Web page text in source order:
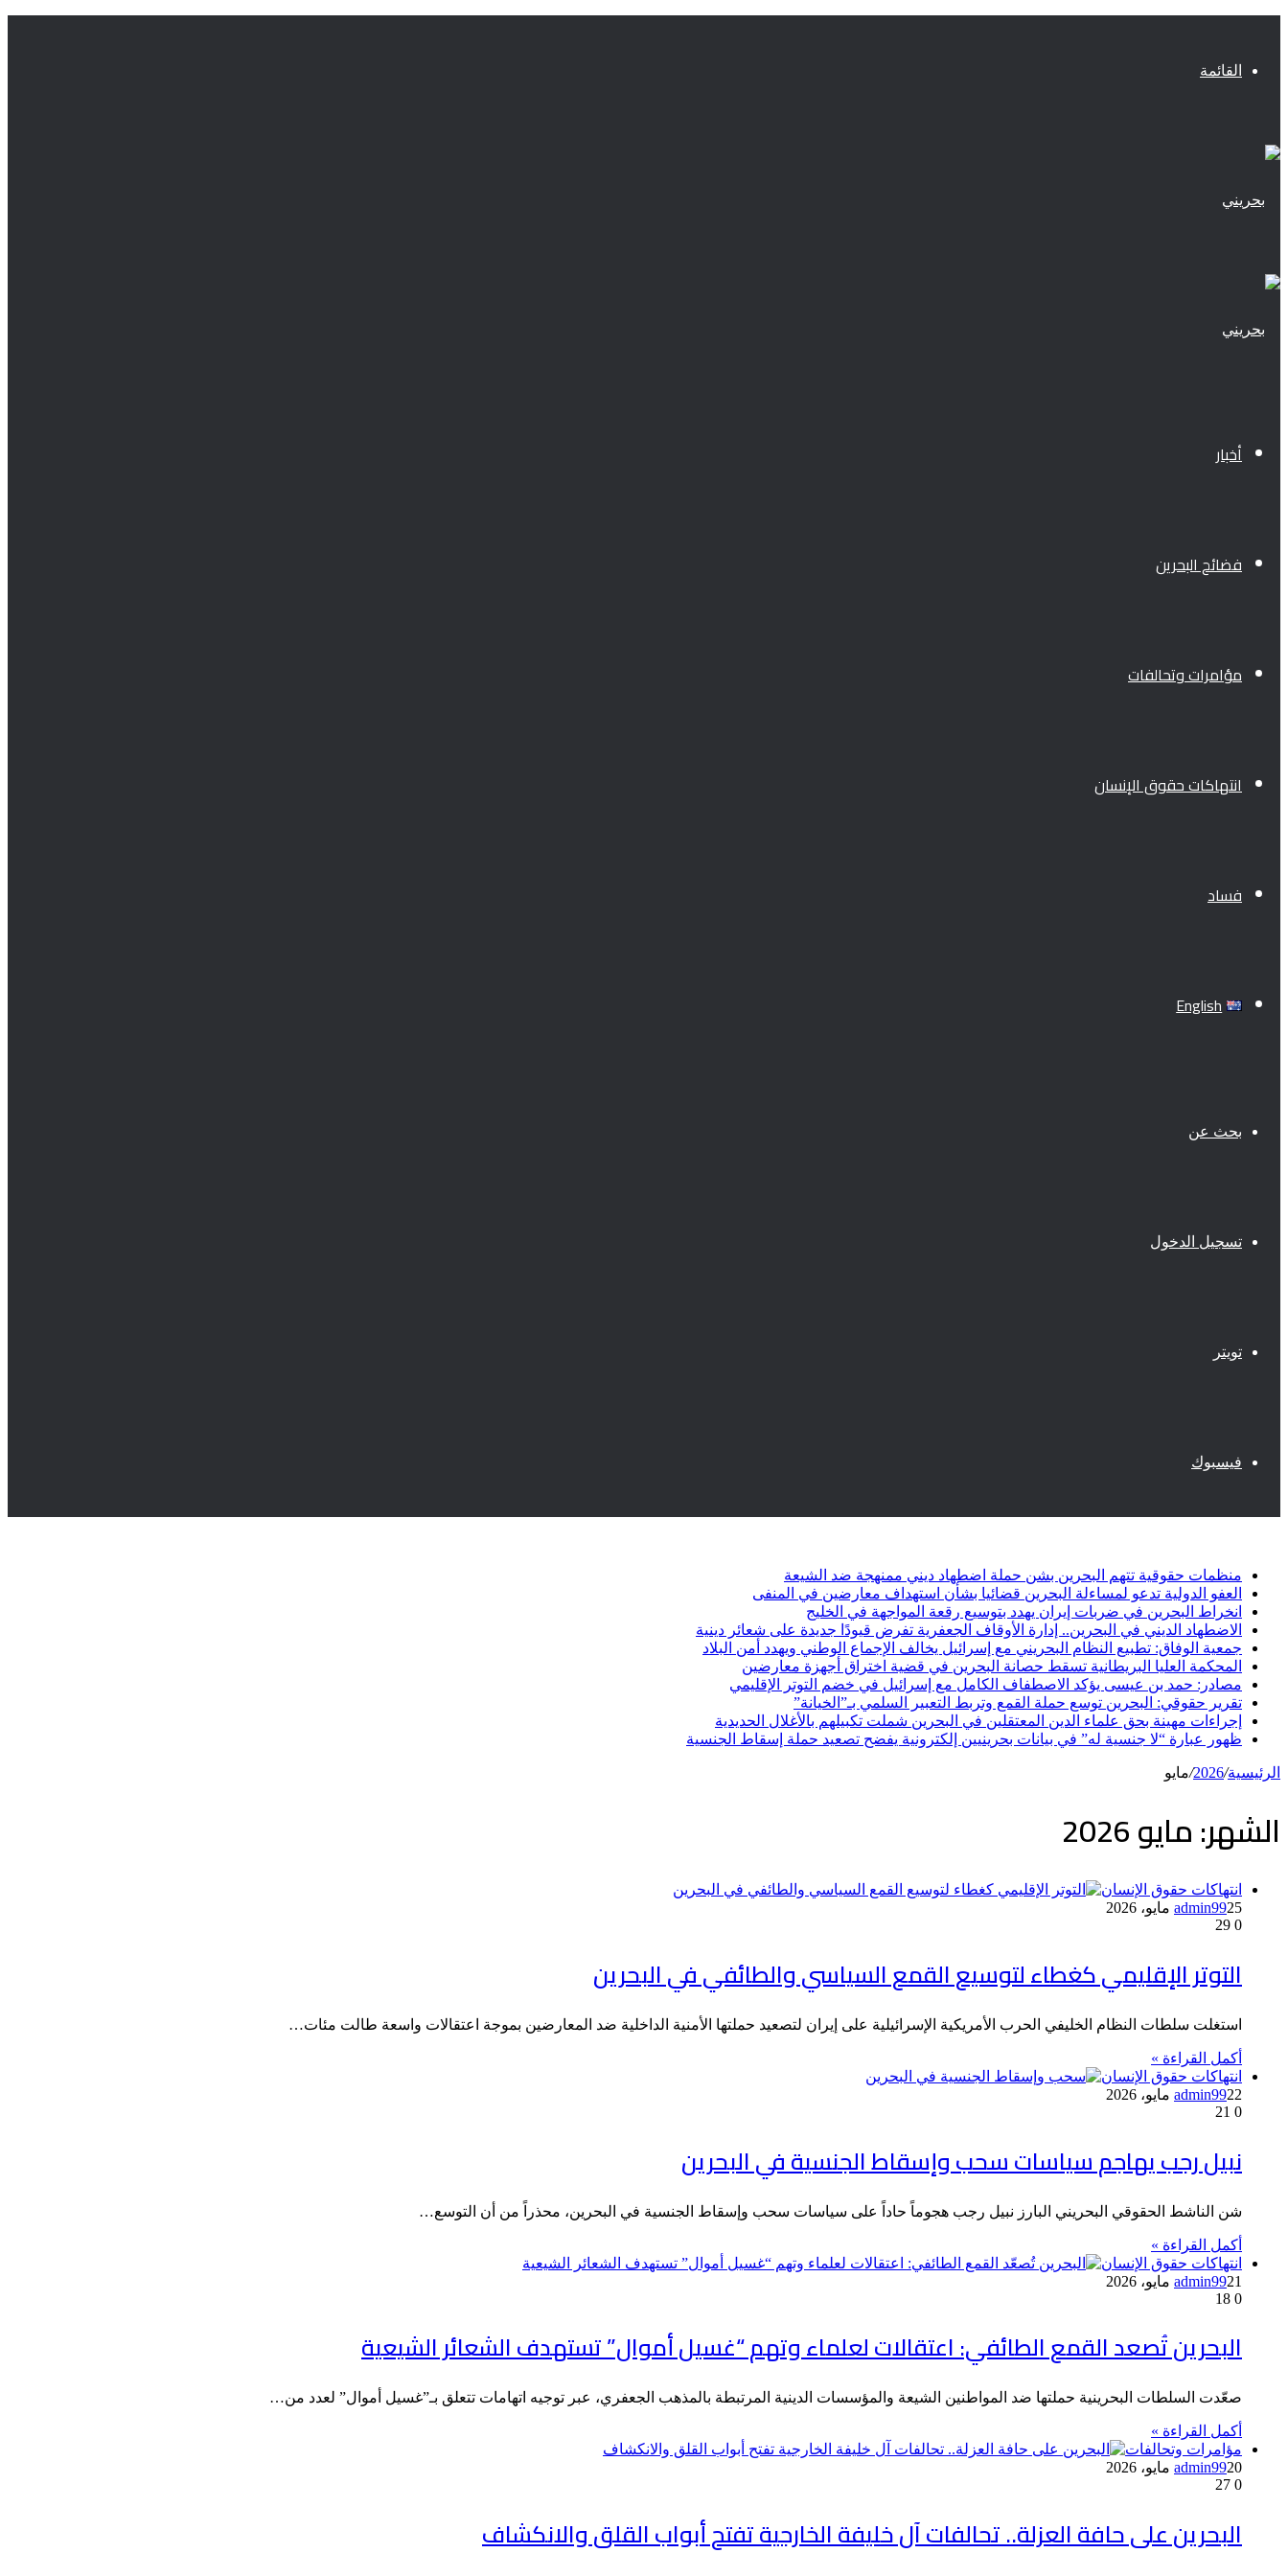
القائمة
أخبار
فضائح البحرين
مؤامرات وتحالفات
انتهاكات حقوق الإنسان
فساد
English
بحث عن
تسجيل الدخول
تويتر
فيسبوك
منظمات حقوقية تتهم البحرين بشن حملة اضطهاد ديني ممنهجة ضد الشيعة
العفو الدولية تدعو لمساءلة البحرين قضائيا بشأن استهداف معارضين في المنفى
انخراط البحرين في ضربات إيران يهدد بتوسيع رقعة المواجهة في الخليج
الاضطهاد الديني في البحرين.. إدارة الأوقاف الجعفرية تفرض قيودًا جديدة على شعائر دينية
جمعية الوفاق: تطبيع النظام البحريني مع إسرائيل يخالف الإجماع الوطني ويهدد أمن البلاد
المحكمة العليا البريطانية تسقط حصانة البحرين في قضية اختراق أجهزة معارضين
مصادر: حمد بن عيسى يؤكد الاصطفاف الكامل مع إسرائيل في خضم التوتر الإقليمي
تقرير حقوقي: البحرين توسع حملة القمع وتربط التعبير السلمي بـ”الخيانة”
إجراءات مهينة بحق علماء الدين المعتقلين في البحرين شملت تكبيلهم بالأغلال الحديدية
ظهور عبارة “لا جنسية له” في بيانات بحرينيين إلكترونية يفضح تصعيد حملة إسقاط الجنسية
الرئيسية/
2026
/مايو
الشهر:مايو 2026
انتهاكات حقوق الإنسان
admin9925 مايو، 2026
0
التوتر الإقليمي كغطاء لتوسيع القمع السياسي والطائفي في البحرين
استغلت سلطات النظام الخليفي الحرب الأمريكية الإسرائيلية على إيران لتصعيد حملتها الأمنية الداخلية ضد المعارضين بموجة اعتقالات واسعة طالت مئات…
أكمل القراءة »
انتهاكات حقوق الإنسان
admin9922 مايو، 2026
0
نبيل رجب يهاجم سياسات سحب وإسقاط الجنسية في البحرين
شن الناشط الحقوقي البحريني البارز نبيل رجب هجوماً حاداً على سياسات سحب وإسقاط الجنسية في البحرين، محذراً من أن التوسع…
أكمل القراءة »
انتهاكات حقوق الإنسان
admin9921 مايو، 2026
0
البحرين تُصعد القمع الطائفي: اعتقالات لعلماء وتهم “غسيل أموال” تستهدف الشعائر الشيعية
صعّدت السلطات البحرينية حملتها ضد المواطنين الشيعة والمؤسسات الدينية المرتبطة بالمذهب الجعفري، عبر توجيه اتهامات تتعلق بـ”غسيل أموال” لعدد من…
أكمل القراءة »
مؤامرات وتحالفات
admin9920 مايو، 2026
0
البحرين على حافة العزلة.. تحالفات آل خليفة الخارجية تفتح أبواب القلق والانكشاف